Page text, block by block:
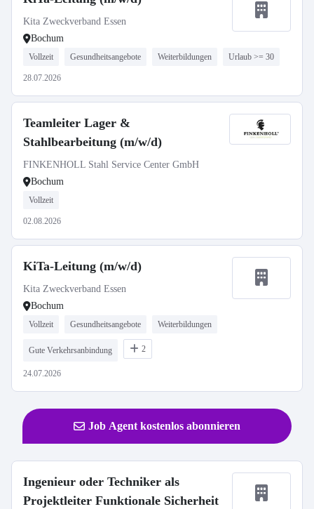
Kita Zweckverband Essen
Bochum
Vollzeit Gesundheitsangebote Weiterbildungen Urlaub >= 30
28.07.2026
Teamleiter Lager &
Stahlbearbeitung (m/w/d)
FINKENHOLL Stahl Service Center GmbH
Bochum
Vollzeit
02.08.2026
KiTa-Leitung (m/w/d)
Kita Zweckverband Essen
Bochum
Vollzeit Gesundheitsangebote Weiterbildungen
Gute Verkehrsanbindung 2
24.07.2026
Job Agent kostenlos abonnieren
Ingenieur oder Techniker als
Projektleiter Funktionale Sicherheit